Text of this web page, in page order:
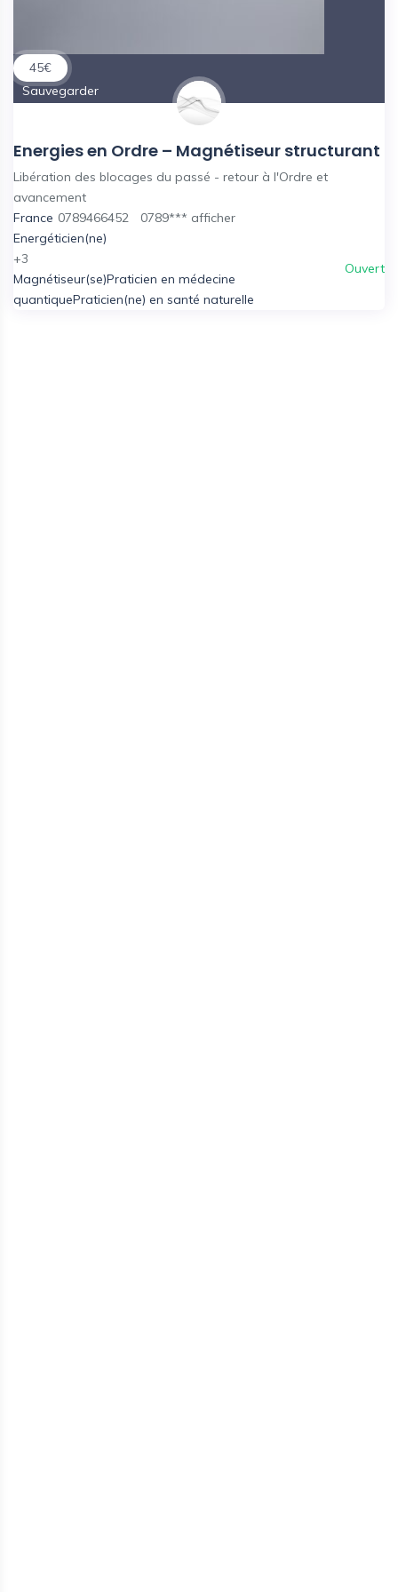
45€
Sauvegarder
Energies en Ordre – Magnétiseur structurant
Libération des blocages du passé - retour à l'Ordre et
avancement
France 0789466452 0789*** afficher
Energéticien(ne)
+3
Magnétiseur(se)Praticien en médecine
quantiquePraticien(ne) en santé naturelle
Ouvert